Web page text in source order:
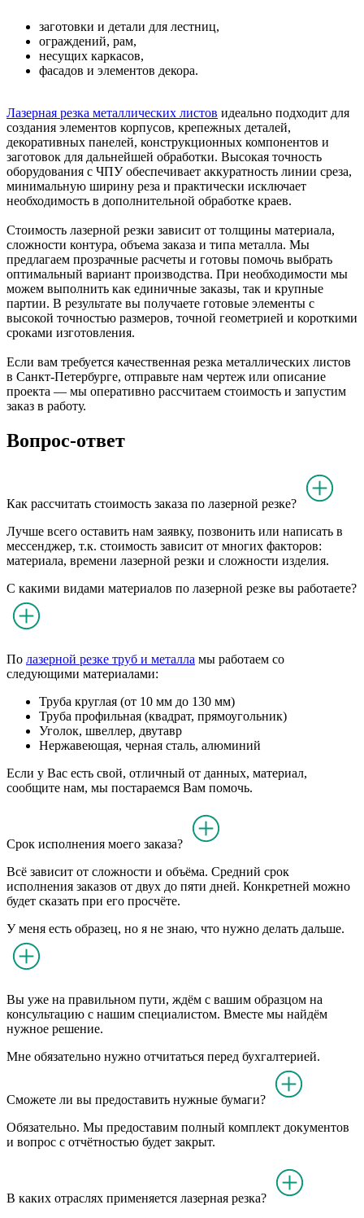
заготовки и детали для лестниц,
ограждений, рам,
несущих каркасов,
фасадов и элементов декора.
Лазерная резка металлических листов идеально подходит для
создания элементов корпусов, крепежных деталей,
декоративных панелей, конструкционных компонентов и
заготовок для дальнейшей обработки. Высокая точность
оборудования с ЧПУ обеспечивает аккуратность линии среза,
минимальную ширину реза и практически исключает
необходимость в дополнительной обработке краев.
Стоимость лазерной резки зависит от толщины материала,
сложности контура, объема заказа и типа металла. Мы
предлагаем прозрачные расчеты и готовы помочь выбрать
оптимальный вариант производства. При необходимости мы
можем выполнить как единичные заказы, так и крупные
партии. В результате вы получаете готовые элементы с
высокой точностью размеров, точной геометрией и короткими
сроками изготовления.
Если вам требуется качественная резка металлических листов
в Санкт-Петербурге, отправьте нам чертеж или описание
проекта — мы оперативно рассчитаем стоимость и запустим
заказ в работу.
Вопрос-ответ
Как рассчитать стоимость заказа по лазерной резке?
Лучше всего оставить нам заявку, позвонить или написать в
мессенджер, т.к. стоимость зависит от многих факторов:
материала, времени лазерной резки и сложности изделия.
С какими видами материалов по лазерной резке вы работаете?
По лазерной резке труб и металла мы работаем со
следующими материалами:
Труба круглая (от 10 мм до 130 мм)
Труба профильная (квадрат, прямоугольник)
Уголок, швеллер, двутавр
Нержавеющая, черная сталь, алюминий
Если у Вас есть свой, отличный от данных, материал,
сообщите нам, мы постараемся Вам помочь.
Срок исполнения моего заказа?
Всё зависит от сложности и объёма. Средний срок
исполнения заказов от двух до пяти дней. Конкретней можно
будет сказать при его просчёте.
У меня есть образец, но я не знаю, что нужно делать дальше.
Вы уже на правильном пути, ждём с вашим образцом на
консультацию с нашим специалистом. Вместе мы найдём
нужное решение.
Мне обязательно нужно отчитаться перед бухгалтерией.
Сможете ли вы предоставить нужные бумаги?
Обязательно. Мы предоставим полный комплект документов
и вопрос с отчётностью будет закрыт.
В каких отраслях применяется лазерная резка?